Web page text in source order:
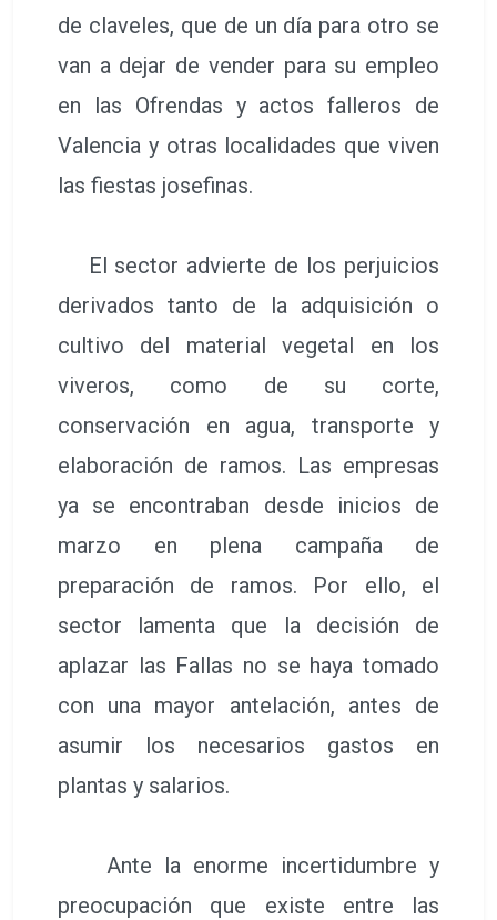
de claveles, que de un día para otro se
van a dejar de vender para su empleo
en las Ofrendas y actos falleros de
Valencia y otras localidades que viven
las fiestas josefinas.
El sector advierte de los perjuicios
derivados tanto de la adquisición o
cultivo del material vegetal en los
viveros, como de su corte,
conservación en agua, transporte y
elaboración de ramos. Las empresas
ya se encontraban desde inicios de
marzo en plena campaña de
preparación de ramos. Por ello, el
sector lamenta que la decisión de
aplazar las Fallas no se haya tomado
con una mayor antelación, antes de
asumir los necesarios gastos en
plantas y salarios.
Ante la enorme incertidumbre y
preocupación que existe entre las